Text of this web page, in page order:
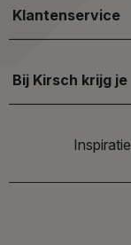
Klantenservice
Bij Kirsch krijg je
Inspiratie